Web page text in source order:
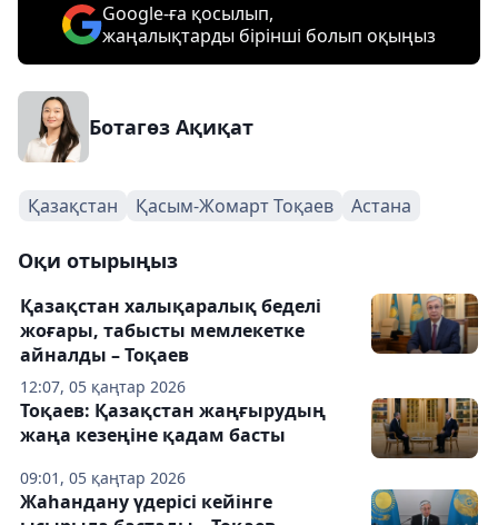
Google-ға қосылып,
жаңалықтарды бірінші болып оқыңыз
Ботагөз Ақиқат
Қазақстан Қасым-Жомарт Тоқаев Астана
Оқи отырыңыз
12:07, 05 қаңтар 2026
Қазақстан халықаралық беделі
жоғары, табысты мемлекетке
айналды – Тоқаев
09:01, 05 қаңтар 2026
Тоқаев: Қазақстан жаңғырудың
жаңа кезеңіне қадам басты
Жаһандану үдерісі кейінге